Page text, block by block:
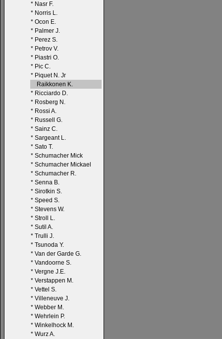
* Nasr F.
* Norris L.
* Ocon E.
* Palmer J.
* Perez S.
* Petrov V.
* Piastri O.
* Pic C.
* Piquet N. Jr
Raikkonen K.
* Ricciardo D.
* Rosberg N.
* Rossi A.
* Russell G.
* Sainz C.
* Sargeant L.
* Sato T.
* Schumacher Mick
* Schumacher Mickael
* Schumacher R.
* Senna B.
* Sirotkin S.
* Speed S.
* Stevens W.
* Stroll L.
* Sutil A.
* Trulli J.
* Tsunoda Y.
* Van der Garde G.
* Vandoorne S.
* Vergne J.E.
* Verstappen M.
* Vettel S.
* Villeneuve J.
* Webber M.
* Wehrlein P.
* Winkelhock M.
* Wurz A.